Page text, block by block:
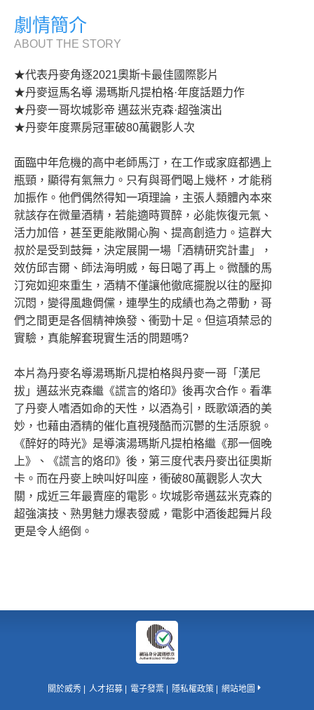
劇情簡介
ABOUT THE STORY
★代表丹麥角逐2021奧斯卡最佳國際影片
★丹麥逗馬名導 湯瑪斯凡提柏格·年度話題力作
★丹麥一哥坎城影帝 邁茲米克森·超強演出
★丹麥年度票房冠軍破80萬觀影人次
面臨中年危機的高中老師馬汀，在工作或家庭都遇上
瓶頸，顯得有氣無力。只有與哥們喝上幾杯，才能稍
加振作。他們偶然得知一項理論，主張人類體內本來
就該存在微量酒精，若能適時買醉，必能恢復元氣、
活力加倍，甚至更能敞開心胸、提高創造力。這群大
叔於是受到鼓舞，決定展開一場「酒精研究計畫」，
效仿邱吉爾、師法海明威，每日喝了再上。微醺的馬
汀宛如迎來重生，酒精不僅讓他徹底擺脫以往的壓抑
沉悶，變得風趣倜儻，連學生的成績也為之帶動，哥
們之間更是各個精神煥發、衝勁十足。但這項禁忌的
實驗，真能解套現實生活的問題嗎?
本片為丹麥名導湯瑪斯凡提柏格與丹麥一哥「漢尼
拔」邁茲米克森繼《謊言的烙印》後再次合作。看準
了丹麥人嗜酒如命的天性，以酒為引，既歌頌酒的美
妙，也藉由酒精的催化直視殘酷而沉鬱的生活原貌。
《醉好的時光》是導演湯瑪斯凡提柏格繼《那一個晚
上》、《謊言的烙印》後，第三度代表丹麥出征奧斯
卡。而在丹麥上映叫好叫座，衝破80萬觀影人次大
關，成近三年最賣座的電影。坎城影帝邁茲米克森的
超強演技、熟男魅力爆表發威，電影中酒後起舞片段
更是令人絕倒。
關於威秀 人才招募 電子發票 隱私權政策 網站地圖